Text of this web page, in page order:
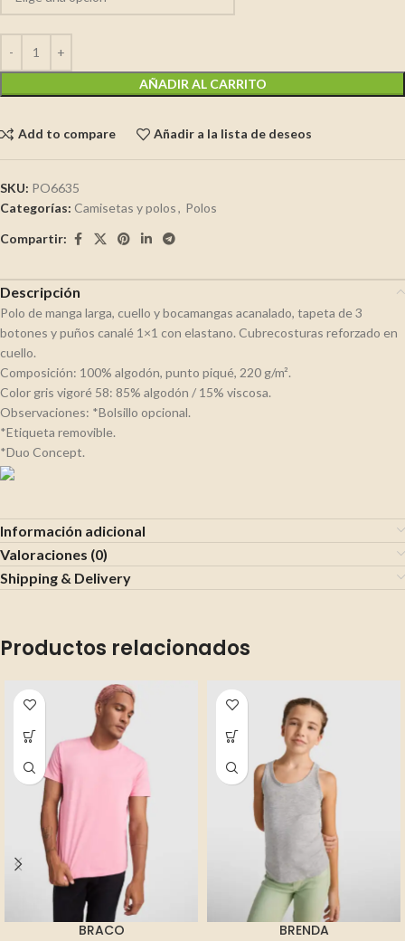
AÑADIR AL CARRITO
Add to compare Añadir a la lista de deseos
SKU: PO6635
Categorías: Camisetas y polos, Polos
Compartir:
Descripción
Polo de manga larga, cuello y bocamangas acanalado, tapeta de 3
botones y puños canalé 1×1 con elastano. Cubrecosturas reforzado en
cuello.
Composición: 100% algodón, punto piqué, 220 g/m².
Color gris vigoré 58: 85% algodón / 15% viscosa.
Observaciones: *Bolsillo opcional.
*Etiqueta removible.
*Duo Concept.
Información adicional
Valoraciones (0)
Shipping & Delivery
Productos relacionados
BRACO BRENDA